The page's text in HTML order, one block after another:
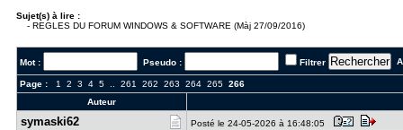
Sujet(s) à lire :
- REGLES DU FORUM WINDOWS & SOFTWARE (Màj 27/09/2016)
Mot : Pseudo : Filtrer
Page : 1 2 3 4 5.. 261 262 263 264 265 266
Auteur
symaski62 Posté le 24-05-2026 à 16:48:05